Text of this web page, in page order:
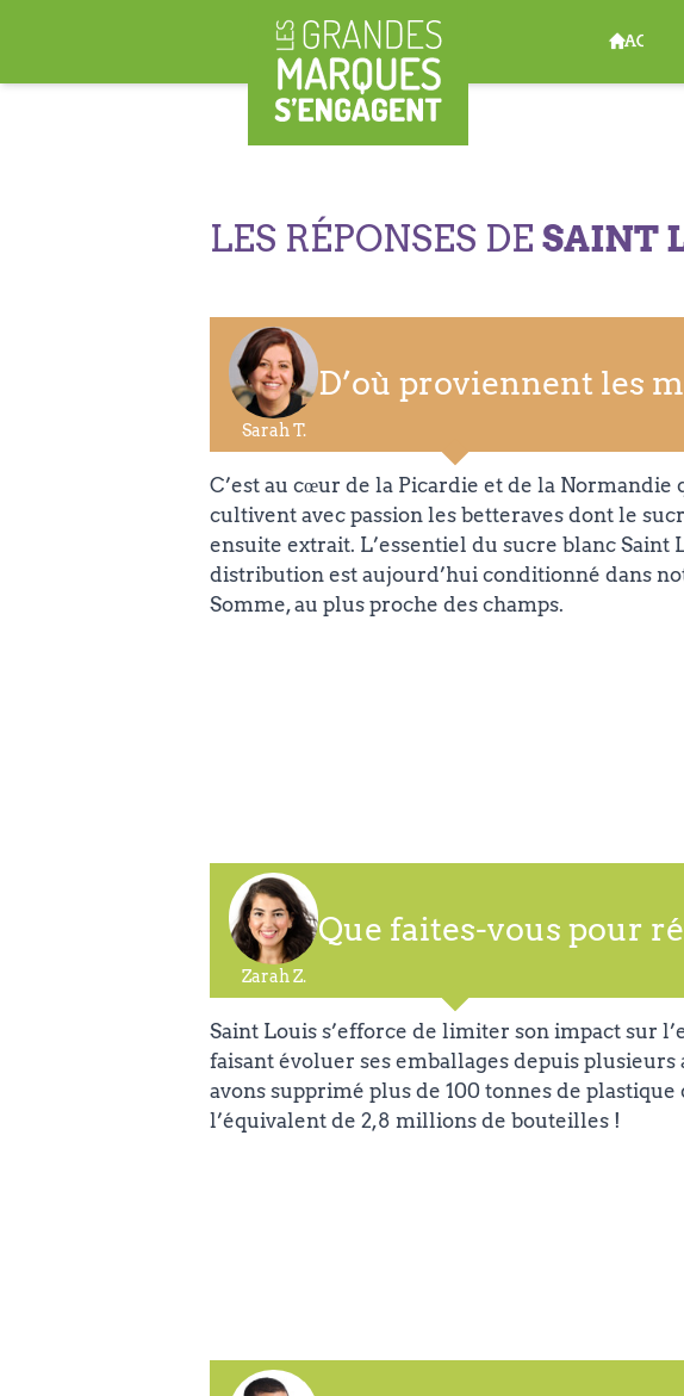
LES RÉPONSES DE SAINT
Sarah T.
D’où proviennent les
C’est au cœur de la Picardie et de la
cultivent avec passion les betteraves dont le
ensuite extrait. L’essentiel du sucre blanc Saint
distribution est aujourd’hui conditionné dans
Somme, au plus proche des champs.
Zarah Z.
Que faites-vous pour
Saint Louis s’efforce de limiter son impact sur
faisant évoluer ses emballages depuis plusieurs
avons supprimé plus de 100 tonnes de plastique
l’équivalent de 2,8 millions de bouteilles !